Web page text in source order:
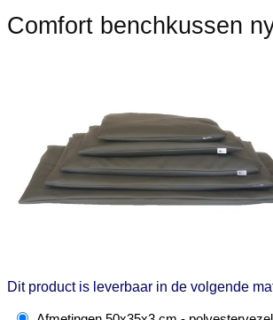
Comfort benchkussen
Dit product is leverbaar in de volgende